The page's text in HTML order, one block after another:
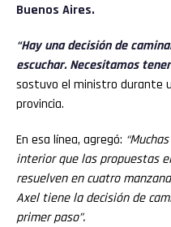
Buenos Aires.
“Hay una decisión de
escuchar. Necesitamos
sostuvo el ministro durante
provincia.
En esa línea, agregó:
interior que las propuestas
resuelven en cuatro
Axel tiene la decisión de
primer paso”.